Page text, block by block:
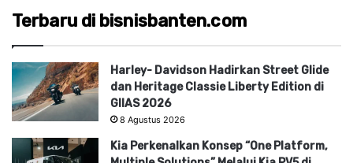
Terbaru di bisnisbanten.com
Harley- Davidson Hadirkan Street Glide
dan Heritage Classie Liberty Edition di
GIIAS 2026
8 Agustus 2026
Kia Perkenalkan Konsep “One Platform,